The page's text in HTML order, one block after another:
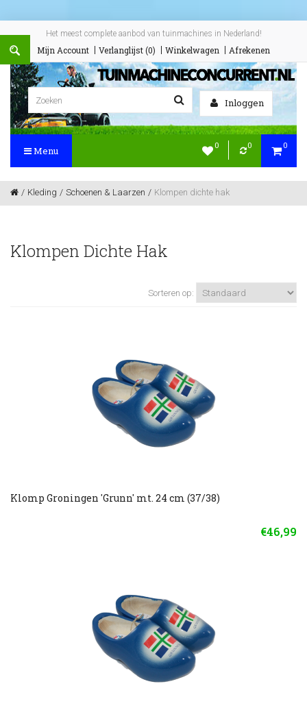
Het meest complete aanbod van tuinmachines in Nederland!
Mijn Account Verlanglijst (0) Winkelwagen Afrekenen
Inloggen
0 0 0
Menu
Kleding Schoenen & Laarzen Klompen dichte hak
Klompen Dichte Hak
Sorteren op:
Klomp Groningen 'Grunn' mt. 24 cm (37/38)
€46,99